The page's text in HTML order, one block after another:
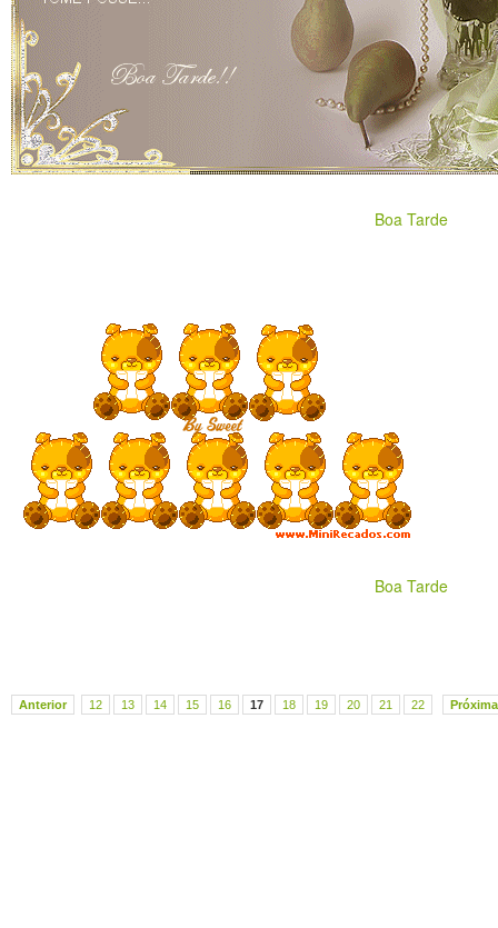
Boa Tarde
Boa Tarde
Anterior 12 13 14 15 16 17 18 19 20 21 22 Próxima